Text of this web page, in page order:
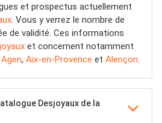
et prospectus actuellement
. Vous y verrez le nombre de
de validité. Ces informations
et concernent notamment
Agen, Aix-en-Provence et Alençon.
Desjoyaux de la